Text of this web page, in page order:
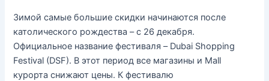
Зимой самые большие скидки начинаются после
католического рождества – с 26 декабря.
Официальное название фестиваля – Dubai Shopping
Festival (DSF). В этот период все магазины и Mall
курорта снижают цены. К фестивалю